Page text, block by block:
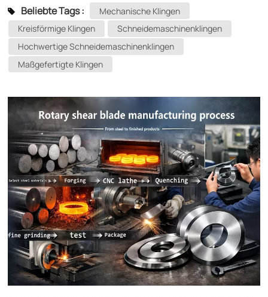
beeinflusst direkt die Produktionseffizienz und
Produktqualität. Doch selbst die hochwertigsten Klingen
benötigen regelmäßige Wartung und Nachbearbeitung, um
optimale Funktion zu gewährleisten. Heute zeigen wir Ihnen
die wichtigsten Schritte beim mechanischen
verlängern und Produktionskosten senken können.Warum
müssen Klingen professionell geschliffen werden?Mit der
Zeit nutzen sich Klingen ab, die Schneiden werden stumpf,
was zu erhöhtem Kraftaufwand beim Schneiden, mehr
Graten am Werkstück und höherem Energieverbrauch führt.
Regelmäßiges professionelles Schleifen stellt nicht nur die
Schärfe wieder her, sondern korrigiert auch kleinere
Verformungen und gewährleistet so präzise Schnitte. Fünf
wichtige Schritte zum Klingenschleifen1. Inspektion und
BewertungVor dem Schleifen ist eine gründliche Inspektion
der Klinge erforderlich:• Aktuelle Abmessungen und Winkel
messen• Überprüfen Sie den Grad des
Kantenverschleißes.• Achten Sie auf Risse oder
Beliebte Tags :
Mechanische Klingen
Kreisförmige Klingen
Schneidemaschinenklingen
Hochwertige Schneidemaschinenklingen
Maßgefertigte Klingen